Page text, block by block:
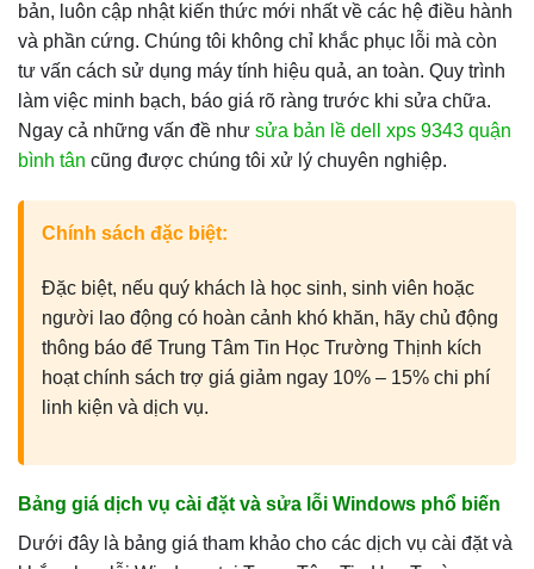
bản, luôn cập nhật kiến thức mới nhất về các hệ điều hành
và phần cứng. Chúng tôi không chỉ khắc phục lỗi mà còn
tư vấn cách sử dụng máy tính hiệu quả, an toàn. Quy trình
làm việc minh bạch, báo giá rõ ràng trước khi sửa chữa.
Ngay cả những vấn đề như sửa bản lề dell xps 9343 quận
bình tân cũng được chúng tôi xử lý chuyên nghiệp.
Chính sách đặc biệt:
Đặc biệt, nếu quý khách là học sinh, sinh viên hoặc
người lao động có hoàn cảnh khó khăn, hãy chủ động
thông báo để Trung Tâm Tin Học Trường Thịnh kích
hoạt chính sách trợ giá giảm ngay 10% – 15% chi phí
linh kiện và dịch vụ.
Bảng giá dịch vụ cài đặt và sửa lỗi Windows phổ biến
Dưới đây là bảng giá tham khảo cho các dịch vụ cài đặt và